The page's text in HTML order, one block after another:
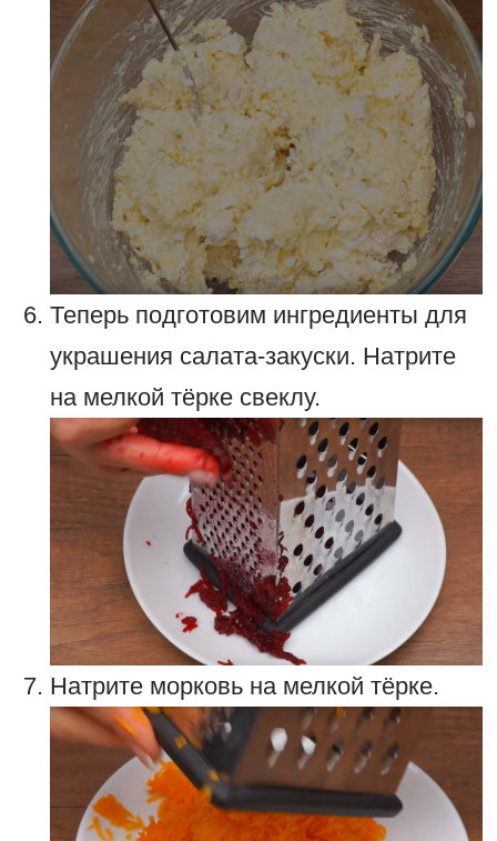
Теперь подготовим ингредиенты для
украшения салата-закуски. Натрите
на мелкой тёрке свеклу.
Натрите морковь на мелкой тёрке.